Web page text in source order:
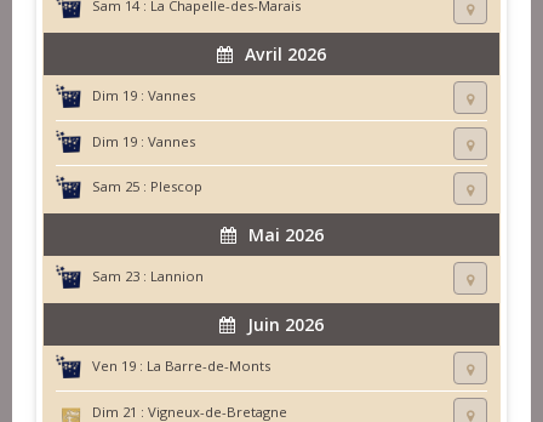
Sam 14 : La Chapelle-des-Marais
Avril 2026
Dim 19 : Vannes
Dim 19 : Vannes
Sam 25 : Plescop
Mai 2026
Sam 23 : Lannion
Juin 2026
Ven 19 : La Barre-de-Monts
Dim 21 : Vigneux-de-Bretagne